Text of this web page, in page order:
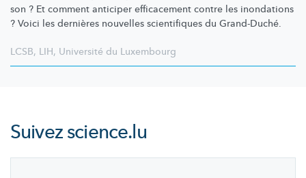
son ? Et comment anticiper efficacement contre les inondations
? Voici les dernières nouvelles scientifiques du Grand-Duché.
LCSB, LIH, Université du Luxembourg
Suivezscience.lu